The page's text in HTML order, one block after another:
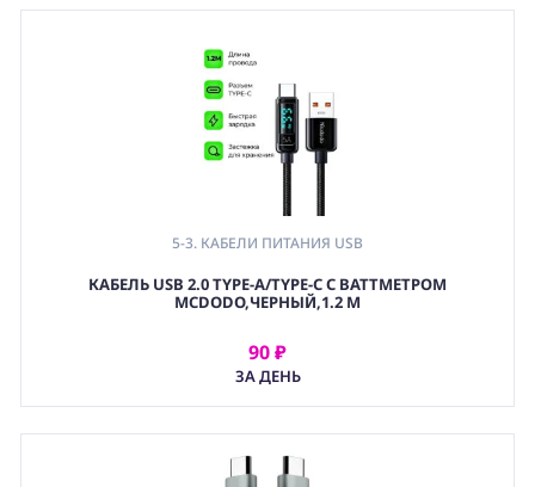
5-3. КАБЕЛИ ПИТАНИЯ USB
КАБЕЛЬ USB 2.0 TYPE-A/TYPE-C С ВАТТМЕТРОМ
MCDODO,ЧЕРНЫЙ,1.2 М
90 ₽
ЗА ДЕНЬ
АРЕНДОВАТЬ